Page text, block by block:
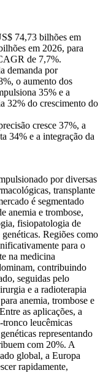
74,73 bilhões em
em 2026, para
de 7,7%.
demanda por
o aumento dos
35% e a
32% do crescimento do
cresce 37%, a
34% e a integração da
por diversas
transplante
é segmentado
anemia e trombose,
fisiopatologia de
Regiões como
para o
na medicina
contribuindo
seguidas pelo
e a radioterapia
anemia, trombose e
as aplicações, a
leucêmicas
representando
com 20%. A
global, a Europa
rapidamente,